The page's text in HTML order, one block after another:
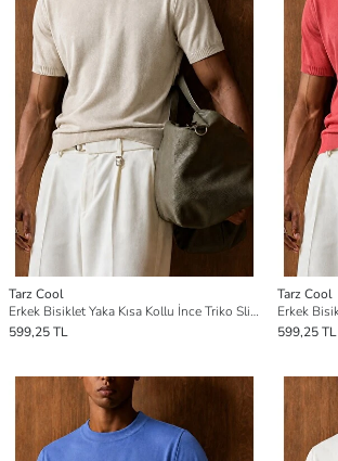
Tarz Cool
Erkek Bisiklet Yaka Kısa Kollu İnce Triko Slim Fit Günlük Triko Tişört
599,25 TL
Tarz Cool
599,25 TL